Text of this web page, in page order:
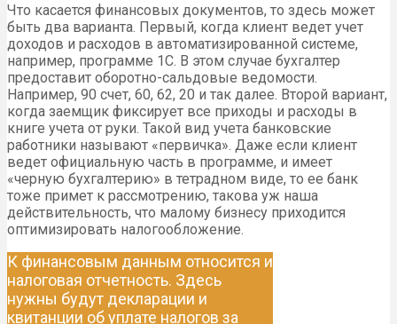
Что касается финансовых документов, то здесь может
быть два варианта. Первый, когда клиент ведет учет
доходов и расходов в автоматизированной системе,
например, программе 1С. В этом случае бухгалтер
предоставит оборотно-сальдовые ведомости.
Например, 90 счет, 60, 62, 20 и так далее. Второй вариант,
когда заемщик фиксирует все приходы и расходы в
книге учета от руки. Такой вид учета банковские
работники называют «первичка». Даже если клиент
ведет официальную часть в программе, и имеет
«черную бухгалтерию» в тетрадном виде, то ее банк
тоже примет к рассмотрению, такова уж наша
действительность, что малому бизнесу приходится
оптимизировать налогообложение.
К финансовым данным относится и
налоговая отчетность. Здесь
нужны будут декларации и
квитанции об уплате налогов за